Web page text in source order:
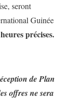
seront
Guinée
précises.
de Plan
offres ne sera